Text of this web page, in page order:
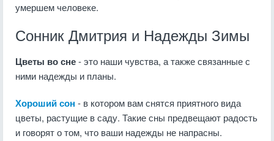
умершем человеке.
Сонник Дмитрия и Надежды Зимы
Цветы во сне- это наши чувства, а также связанные с
ними надежды и планы.
Хороший сон - в котором вам снятся приятного вида
цветы, растущие в саду. Такие сны предвещают радость
и говорят о том, что ваши надежды не напрасны.